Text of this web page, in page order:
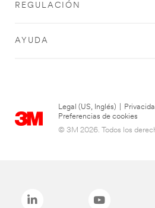
REGULACIÓN
AYUDA
Legal (US, Inglés)
Preferencias de cookies
© 3M 2026. Todos los